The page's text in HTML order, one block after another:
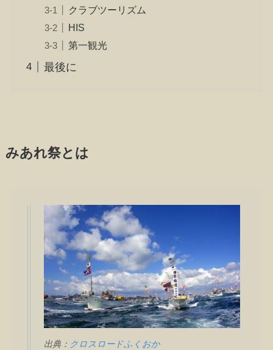
クラブツーリズム
HIS
第一観光
最後に
みあれ祭とは
出典： クロスロードふくおか